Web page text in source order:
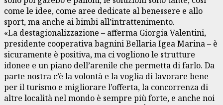
come le idee, come aree dedicate al benessere e allo
sport, ma anche ai bimbi all’intrattenimento.
«La destagionalizzazione – afferma Giorgia Valentini,
presidente cooperativa bagnini Bellaria Igea Marina – è
sicuramente è positiva, ma ci vogliono le strutture
idonee e un piano dell’arenile che permetta di farlo. Da
parte nostra c’è la volontà e la voglia di lavorare bene
per il turismo e migliorare l’offerta, la concorrenza di
altre località nel mondo è sempre più forte, e anche noi